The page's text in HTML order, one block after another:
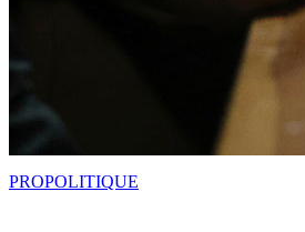
PROPOLITIQUE